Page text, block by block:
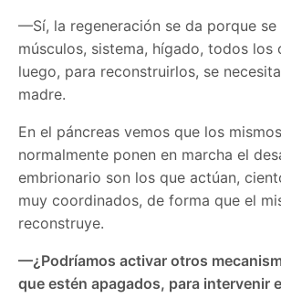
—Sí, la regeneración se da porque
músculos, sistema, hígado, todos los
luego, para reconstruirlos, se
madre.
En el páncreas vemos que los
normalmente ponen en marcha el
embrionario son los que actúan,
muy coordinados, de forma que el
reconstruye.
—¿Podríamos activar otros
que estén apagados, para intervenir